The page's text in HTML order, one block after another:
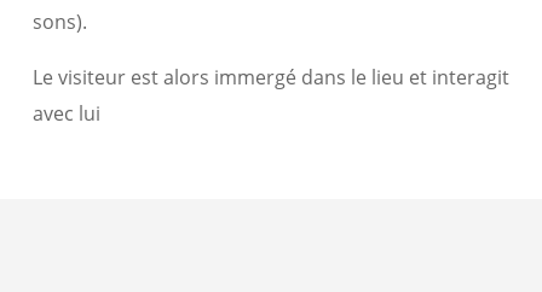
sons).
Le visiteur est alors immergé dans le lieu et interagit
avec lui